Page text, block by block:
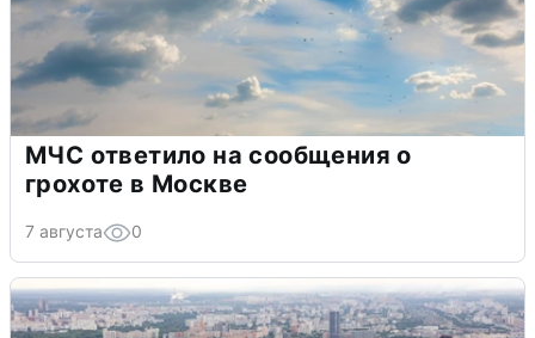
МЧС ответило на сообщения о
грохоте в Москве
7 августа 0